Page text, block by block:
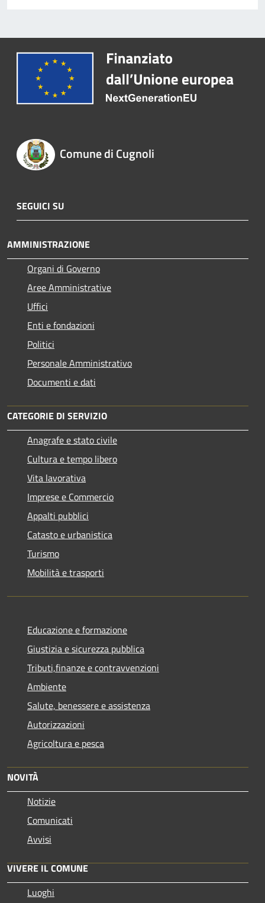
Comune di Cugnoli
SEGUICI SU
AMMINISTRAZIONE
Organi di Governo
Aree Amministrative
Uffici
Enti e fondazioni
Politici
Personale Amministrativo
Documenti e dati
CATEGORIE DI SERVIZIO
Anagrafe e stato civile
Cultura e tempo libero
Vita lavorativa
Imprese e Commercio
Appalti pubblici
Catasto e urbanistica
Turismo
Mobilità e trasporti
Educazione e formazione
Giustizia e sicurezza pubblica
Tributi,finanze e contravvenzioni
Ambiente
Salute, benessere e assistenza
Autorizzazioni
Agricoltura e pesca
NOVITÀ
Notizie
Comunicati
Avvisi
VIVERE IL COMUNE
Luoghi